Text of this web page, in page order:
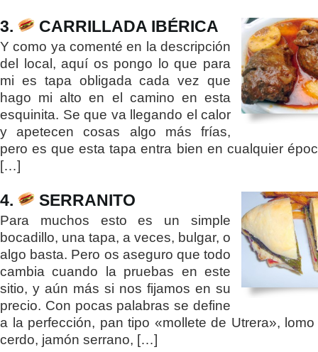
3. CARRILLADA IBÉRICA
Y como ya comenté en la descripción
del local, aquí os pongo lo que para
mi es tapa obligada cada vez que
hago mi alto en el camino en esta
esquinita. Se que va llegando el calor
y apetecen cosas algo más frías,
pero es que esta tapa entra bien en cualquier
[…]
4. SERRANITO
Para muchos esto es un simple
bocadillo, una tapa, a veces, bulgar, o
algo basta. Pero os aseguro que todo
cambia cuando la pruebas en este
sitio, y aún más si nos fijamos en su
precio. Con pocas palabras se define
a la perfección, pan tipo «mollete de Utrera»,
cerdo, jamón serrano, […]